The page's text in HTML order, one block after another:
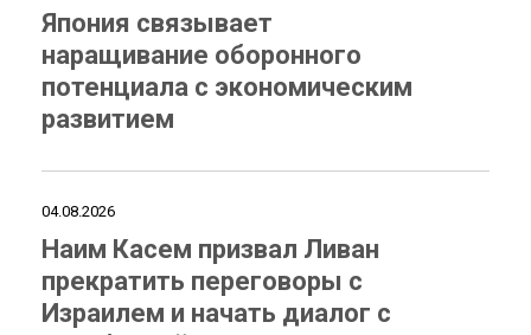
Япония связывает
наращивание оборонного
потенциала с экономическим
развитием
04.08.2026
Наим Касем призвал Ливан
прекратить переговоры с
Израилем и начать диалог с